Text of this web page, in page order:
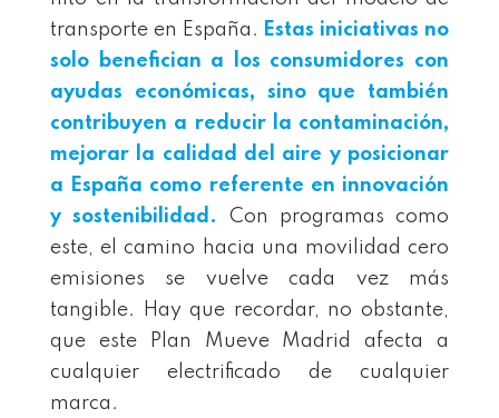
transporte en España. Estas iniciativas no
solo benefician a los consumidores con
ayudas económicas, sino que también
contribuyen a reducir la contaminación,
mejorar la calidad del aire y posicionar
a España como referente en innovación
y sostenibilidad.
Con programas como
este, el camino hacia una movilidad cero
emisiones se vuelve cada vez más
tangible. Hay que recordar, no obstante,
que este Plan Mueve Madrid afecta a
cualquier electrificado de cualquier
marca.